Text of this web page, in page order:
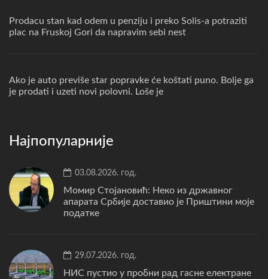
Prodacu stan kad odem u penziju i preko Solis-a potraziti
plac na Fruskoj Gori da napravim sebi nest
Ako je auto previše star popravke će koštati puno. Bolje ga
je prodati i uzeti novi polovni. Loše je
Најпопуларније
03.08.2026. год.
Момир Стојановић: Неко из државног
апарата Србије доставио је Приштини моје
податке
29.07.2026. год.
НИС пустио у пробни рад гасне електране